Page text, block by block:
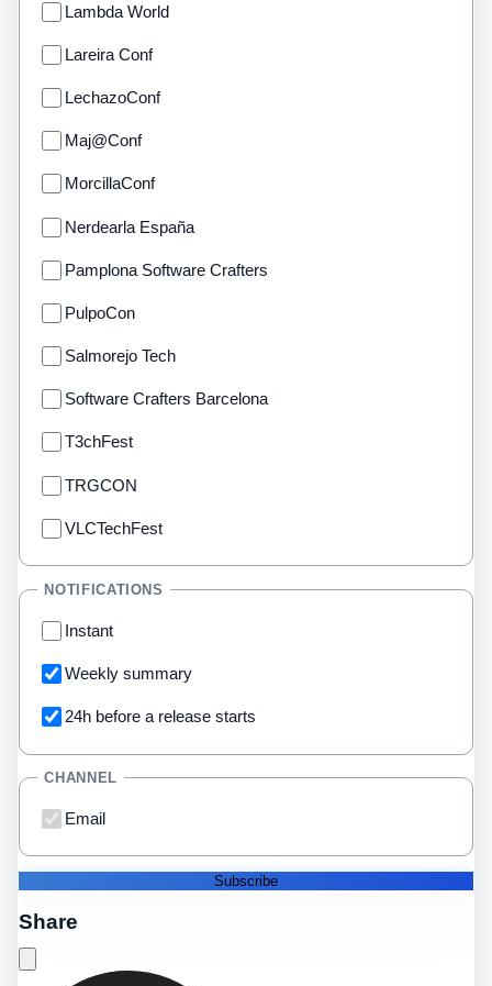
Lambda World
Lareira Conf
LechazoConf
Maj@Conf
MorcillaConf
Nerdearla España
Pamplona Software Crafters
PulpoCon
Salmorejo Tech
Software Crafters Barcelona
T3chFest
TRGCON
VLCTechFest
NOTIFICATIONS
Instant
Weekly summary
24h before a release starts
CHANNEL
Email
Subscribe
Share